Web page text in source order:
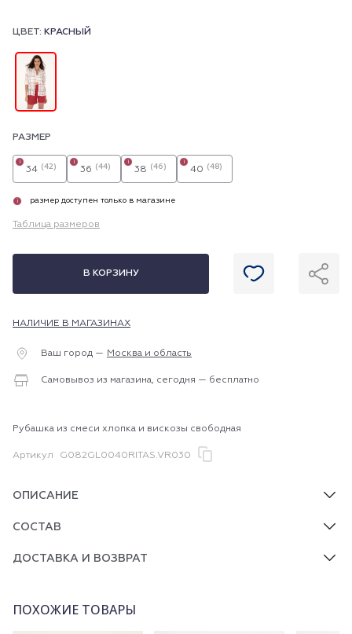
ЦВЕТ: КРАСНЫЙ
РАЗМЕР
34 (42)
i
36 (44)
i
38 (46)
i
40 (48)
i
i размер доступен только в магазине
Таблица размеров
В КОРЗИНУ
НАЛИЧИЕ В МАГАЗИНАХ
Ваш город — Москва и область
Самовывоз из магазина, сегодня — бесплатно
Рубашка из смеси хлопка и вискозы свободная
Артикул G082GL0040RITAS.VR030
ОПИСАНИЕ
СОСТАВ
ДОСТАВКА И ВОЗВРАТ
ПОХОЖИЕ ТОВАРЫ